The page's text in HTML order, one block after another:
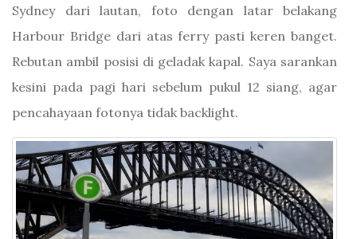
Sydney dari lautan, foto dengan latar belakang
Harbour Bridge dari atas ferry pasti keren banget.
Rebutan ambil posisi di geladak kapal. Saya sarankan
kesini pada pagi hari sebelum pukul 12 siang, agar
pencahayaan fotonya tidak backlight.